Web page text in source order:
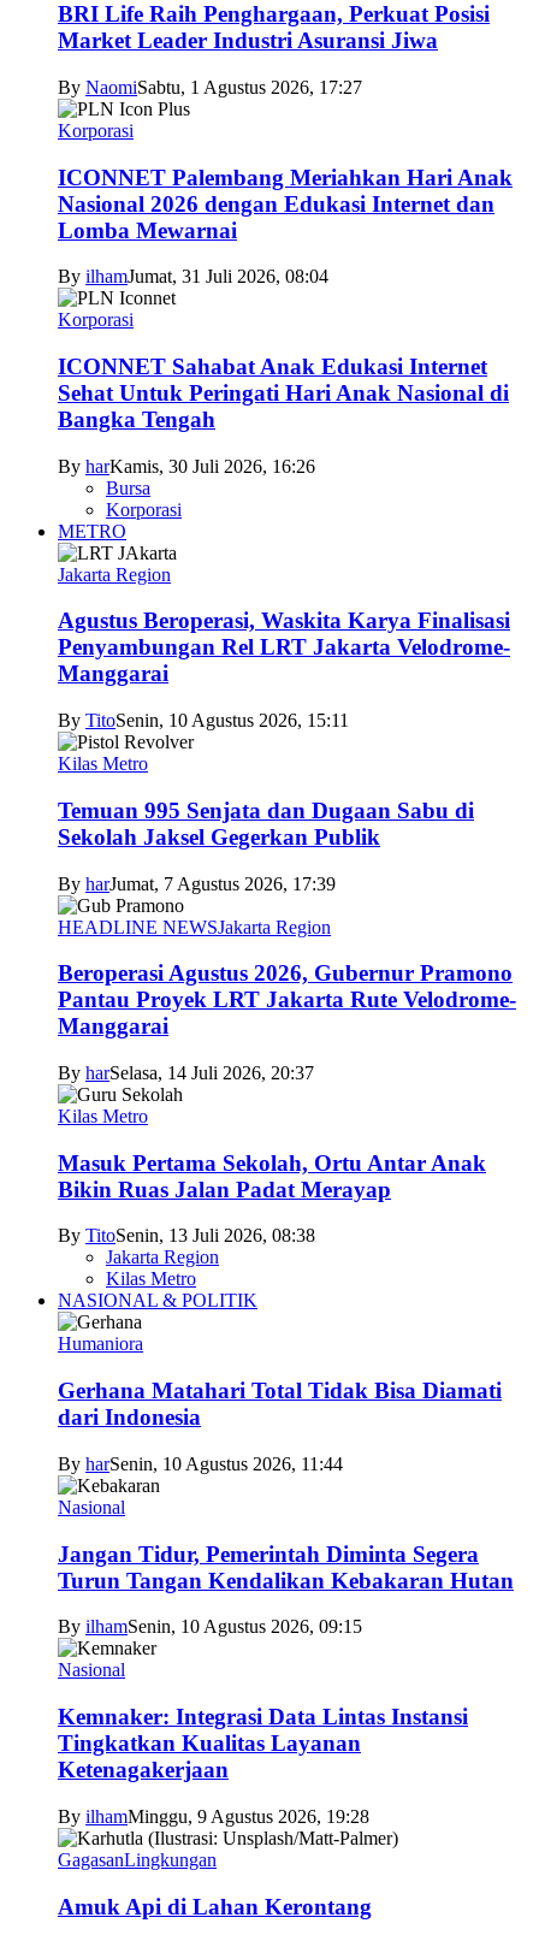
BRI Life Raih Penghargaan, Perkuat Posisi
Market Leader Industri Asuransi Jiwa
By NaomiSabtu, 1 Agustus 2026, 17:27
Korporasi
ICONNET Palembang Meriahkan Hari Anak
Nasional 2026 dengan Edukasi Internet dan
Lomba Mewarnai
By ilhamJumat, 31 Juli 2026, 08:04
Korporasi
ICONNET Sahabat Anak Edukasi Internet
Sehat Untuk Peringati Hari Anak Nasional di
Bangka Tengah
By harKamis, 30 Juli 2026, 16:26
Bursa
Korporasi
METRO
Jakarta Region
Agustus Beroperasi, Waskita Karya Finalisasi
Penyambungan Rel LRT Jakarta Velodrome-
Manggarai
By TitoSenin, 10 Agustus 2026, 15:11
Kilas Metro
Temuan 995 Senjata dan Dugaan Sabu di
Sekolah Jaksel Gegerkan Publik
By harJumat, 7 Agustus 2026, 17:39
HEADLINE NEWSJakarta Region
Beroperasi Agustus 2026, Gubernur Pramono
Pantau Proyek LRT Jakarta Rute Velodrome-
Manggarai
By harSelasa, 14 Juli 2026, 20:37
Kilas Metro
Masuk Pertama Sekolah, Ortu Antar Anak
Bikin Ruas Jalan Padat Merayap
By TitoSenin, 13 Juli 2026, 08:38
Jakarta Region
Kilas Metro
NASIONAL & POLITIK
Humaniora
Gerhana Matahari Total Tidak Bisa Diamati
dari Indonesia
By harSenin, 10 Agustus 2026, 11:44
Nasional
Jangan Tidur, Pemerintah Diminta Segera
Turun Tangan Kendalikan Kebakaran Hutan
By ilhamSenin, 10 Agustus 2026, 09:15
Nasional
Kemnaker: Integrasi Data Lintas Instansi
Tingkatkan Kualitas Layanan
Ketenagakerjaan
By ilhamMinggu, 9 Agustus 2026, 19:28
GagasanLingkungan
Amuk Api di Lahan Kerontang